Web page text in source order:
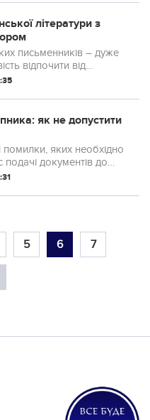
імені Тараса
літератури з
письменників – дуже
відпочити від
свій словниковий
краю. А якщо вдало
можна ще й добряче
як не допустити
яких необхідно
подачі документів до
5 6 7